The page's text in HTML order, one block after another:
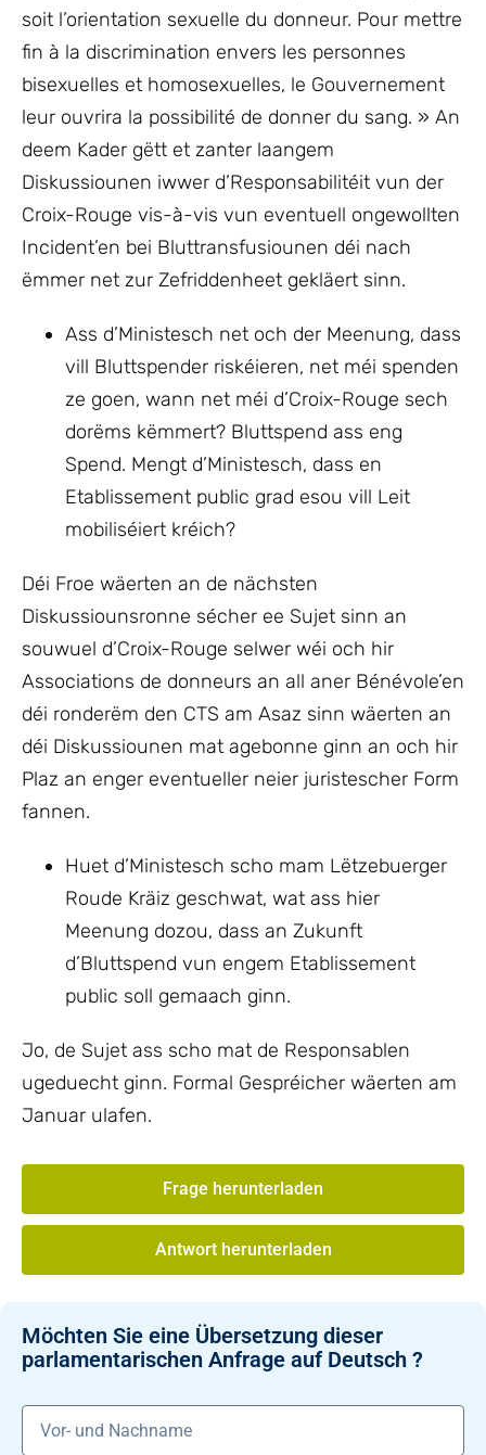
soit l’orientation sexuelle du donneur. Pour mettre
fin à la discrimination envers les personnes
bisexuelles et homosexuelles, le Gouvernement
leur ouvrira la possibilité de donner du sang. » An
deem Kader gëtt et zanter laangem
Diskussiounen iwwer d’Responsabilitéit vun der
Croix-Rouge vis-à-vis vun eventuell ongewollten
Incident’en bei Bluttransfusiounen déi nach
ëmmer net zur Zefriddenheet gekläert sinn.
Ass d’Ministesch net och der Meenung, dass
vill Bluttspender riskéieren, net méi spenden
ze goen, wann net méi d’Croix-Rouge sech
dorëms këmmert? Bluttspend ass eng
Spend. Mengt d’Ministesch, dass en
Etablissement public grad esou vill Leit
mobiliséiert kréich?
Déi Froe wäerten an de nächsten
Diskussiounsronne sécher ee Sujet sinn an
souwuel d’Croix-Rouge selwer wéi och hir
Associations de donneurs an all aner Bénévole’en
déi ronderëm den CTS am Asaz sinn wäerten an
déi Diskussiounen mat agebonne ginn an och hir
Plaz an enger eventueller neier juristescher Form
fannen.
Huet d’Ministesch scho mam Lëtzebuerger
Roude Kräiz geschwat, wat ass hier
Meenung dozou, dass an Zukunft
d’Bluttspend vun engem Etablissement
public soll gemaach ginn.
Jo, de Sujet ass scho mat de Responsablen
ugeduecht ginn. Formal Gespréicher wäerten am
Januar ulafen.
Frage herunterladen
Antwort herunterladen
Möchten Sie eine Übersetzung dieser
parlamentarischen Anfrage auf Deutsch ?